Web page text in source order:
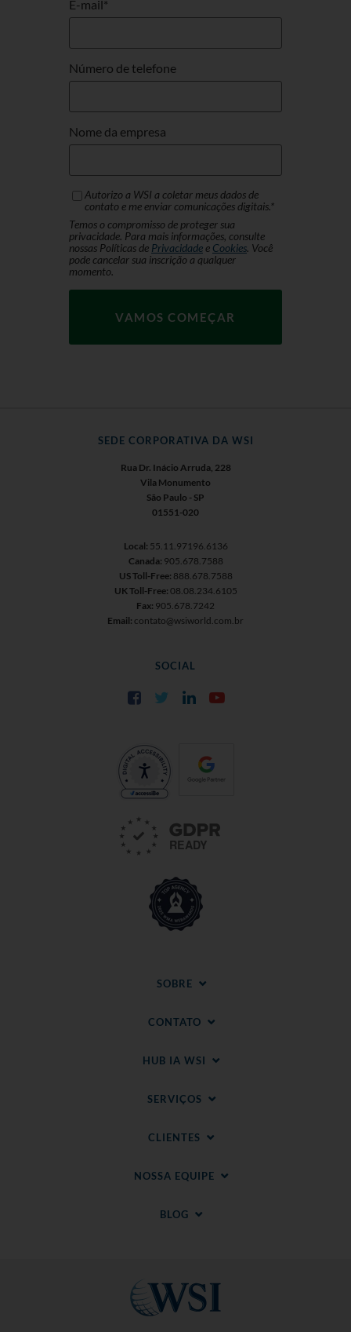
E-mail*
Número de telefone
Nome da empresa
Autorizo ​​a WSI a coletar meus dados de
contato e me enviar comunicações digitais.*
Temos o compromisso de proteger sua
privacidade. Para mais informações, consulte
nossas Políticas de Privacidadee Cookies. Você
pode cancelar sua inscrição a qualquer
momento.
SEDE CORPORATIVA DA WSI
Rua Dr. Inácio Arruda, 228
Vila Monumento
São Paulo - SP
01551-020
Local: 55.11.97196.6136
Canada: 905.678.7588
US Toll-Free: 888.678.7588
UK Toll-Free: 08.08.234.6105
Fax: 905.678.7242
Email: contato@wsiworld.com.br
SOCIAL
FacebookTwitter LinkedIn
SOBRE
CONTATO
HUB IA WSI
SERVIÇOS
CLIENTES
NOSSA EQUIPE
BLOG